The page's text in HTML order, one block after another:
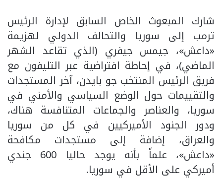
شارك المبعوث الخاص السابق لإدارة الرئيس
ترمب إلى سوريا والتحالف الدولي لهزيمة
«داعش»، جيمس جيفري (الذي تقاعد الشهر
الماضي)، في إحاطة افتراضية عبر التليفون مع
فريق الرئيس المنتخب جو بايدن، آخر المستجدات
والتقييمات حول الوضع السياسي والأمني في
سوريا، والعناصر والجماعات المتنافسة هناك،
ودور الجنود الأميركيين في كل من سوريا
والعراق، إضافة إلى مستجدات مكافحة
«داعش»، علماً بأنه يوجد حاليا 600 جندي
أميركي على الأقل في سوريا.